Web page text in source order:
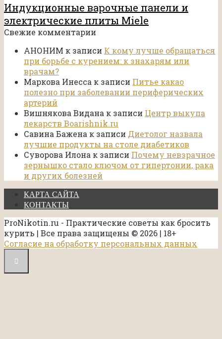
Индукционные варочные панели и
электрические плиты Miele
Свежие комментарии
АНОНИМ к записи К кому лучше обращаться
при борьбе с курением: к знахарям или
врачам?
Маркова Инесса к записи Питье какао
полезно при заболевании периферических
артерий
Вишнякова Видана к записи Центр выкупа
лекарств Boarishnik.ru
Савина Бажена к записи Диетолог назвала
лучшие продукты на столе диабетиков
Суворова Илона к записи Почему невзрачное
зернышко стало ключом от гипертонии, рака
и других болезней
КАРТА САЙТА
КОНТАКТЫ
ProNikotin.ru - Практические советы как бросить
курить | Все права защищены © 2026 | 18+
Согласие на обработку персональных данных